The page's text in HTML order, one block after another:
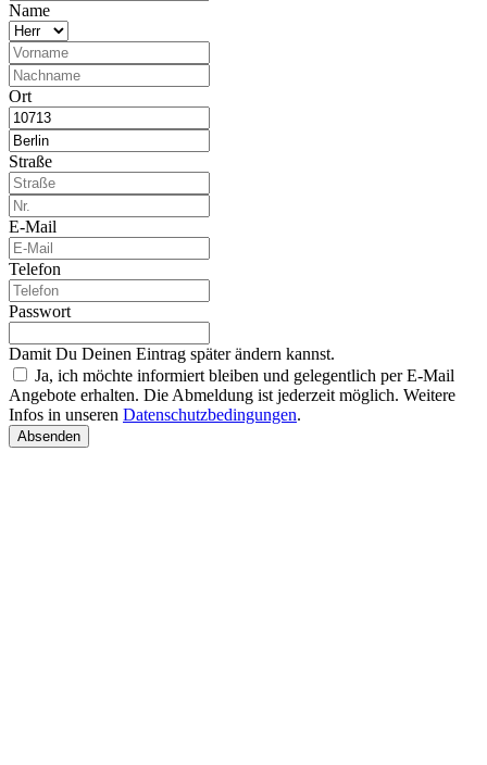
Name
Ort
Straße
E-Mail
Telefon
Passwort
Damit Du Deinen Eintrag später ändern kannst.
Ja, ich möchte informiert bleiben und gelegentlich per E-Mail
Angebote erhalten. Die Abmeldung ist jederzeit möglich. Weitere
Infos in unseren Datenschutzbedingungen.
Absenden